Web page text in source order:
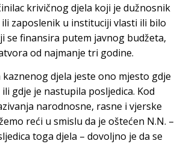
krivičnog djela koji je dužnosnik
zaposlenik u instituciji vlasti ili bilo
se finansira putem javnog budžeta,
od najmanje tri godine.
djela jeste ono mjesto gdje
gdje je nastupila posljedica. Kod
narodnosne, rasne i vjerske
reći u smislu da je oštećen N.N. –
toga djela – dovoljno je da se